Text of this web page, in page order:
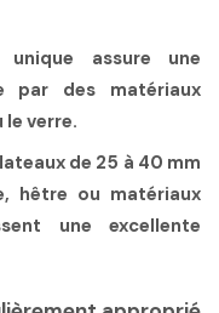
assure une
par des matériaux
verre.
de 25 à 40 mm
hêtre ou matériaux
une excellente